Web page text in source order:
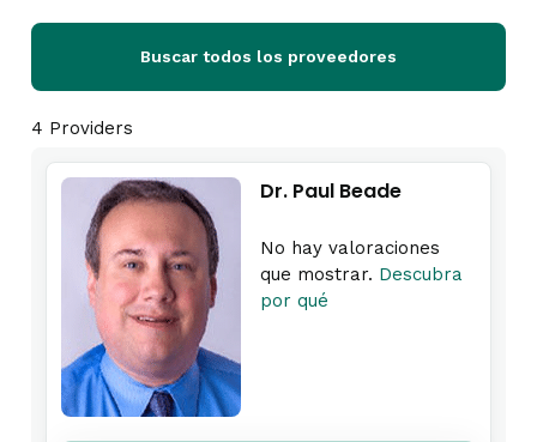
Buscar todos los proveedores
4 Providers
Dr. Paul Beade
No hay valoraciones
que mostrar. Descubra
por qué